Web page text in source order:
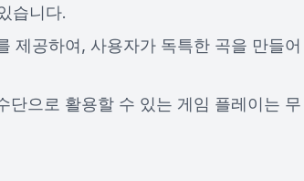
습니다.
제공하여, 사용자가 독특한 곡을 만들어
단으로 활용할 수 있는 게임 플레이는 무